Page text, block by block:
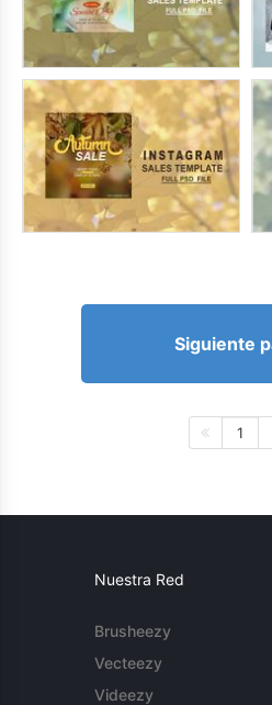
Siguiente
1
Nuestra Red
Brusheezy
Vecteezy
Videezy